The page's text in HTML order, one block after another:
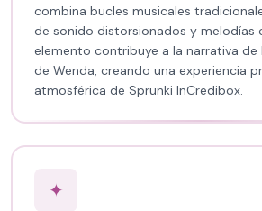
combina bucles musicales
de sonido distorsionados y melodías
elemento contribuye a la narrativa
de Wenda, creando una experiencia
atmosférica de Sprunki InCredibox.
✦